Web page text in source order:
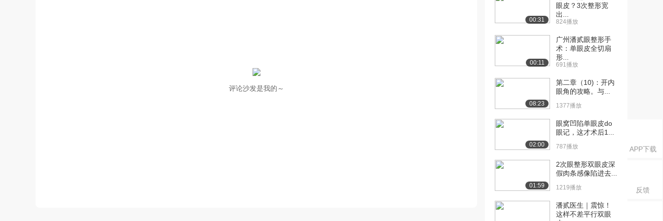
APP下载
反馈
评论沙发是我的～
00:31
眼皮？3次整形宽
出...
824播放
00:11
广州潘贰眼整形手
术：单眼皮全切扇
形...
691播放
08:23
第二章（10)：开内
眼角的攻略。与...
1377播放
02:00
眼窝凹陷单眼皮do
眼记，这才术后1...
787播放
01:59
2次眼整形双眼皮深
假肉条感像陷进去...
1219播放
潘贰医生｜震惊！
这样不差平行双眼